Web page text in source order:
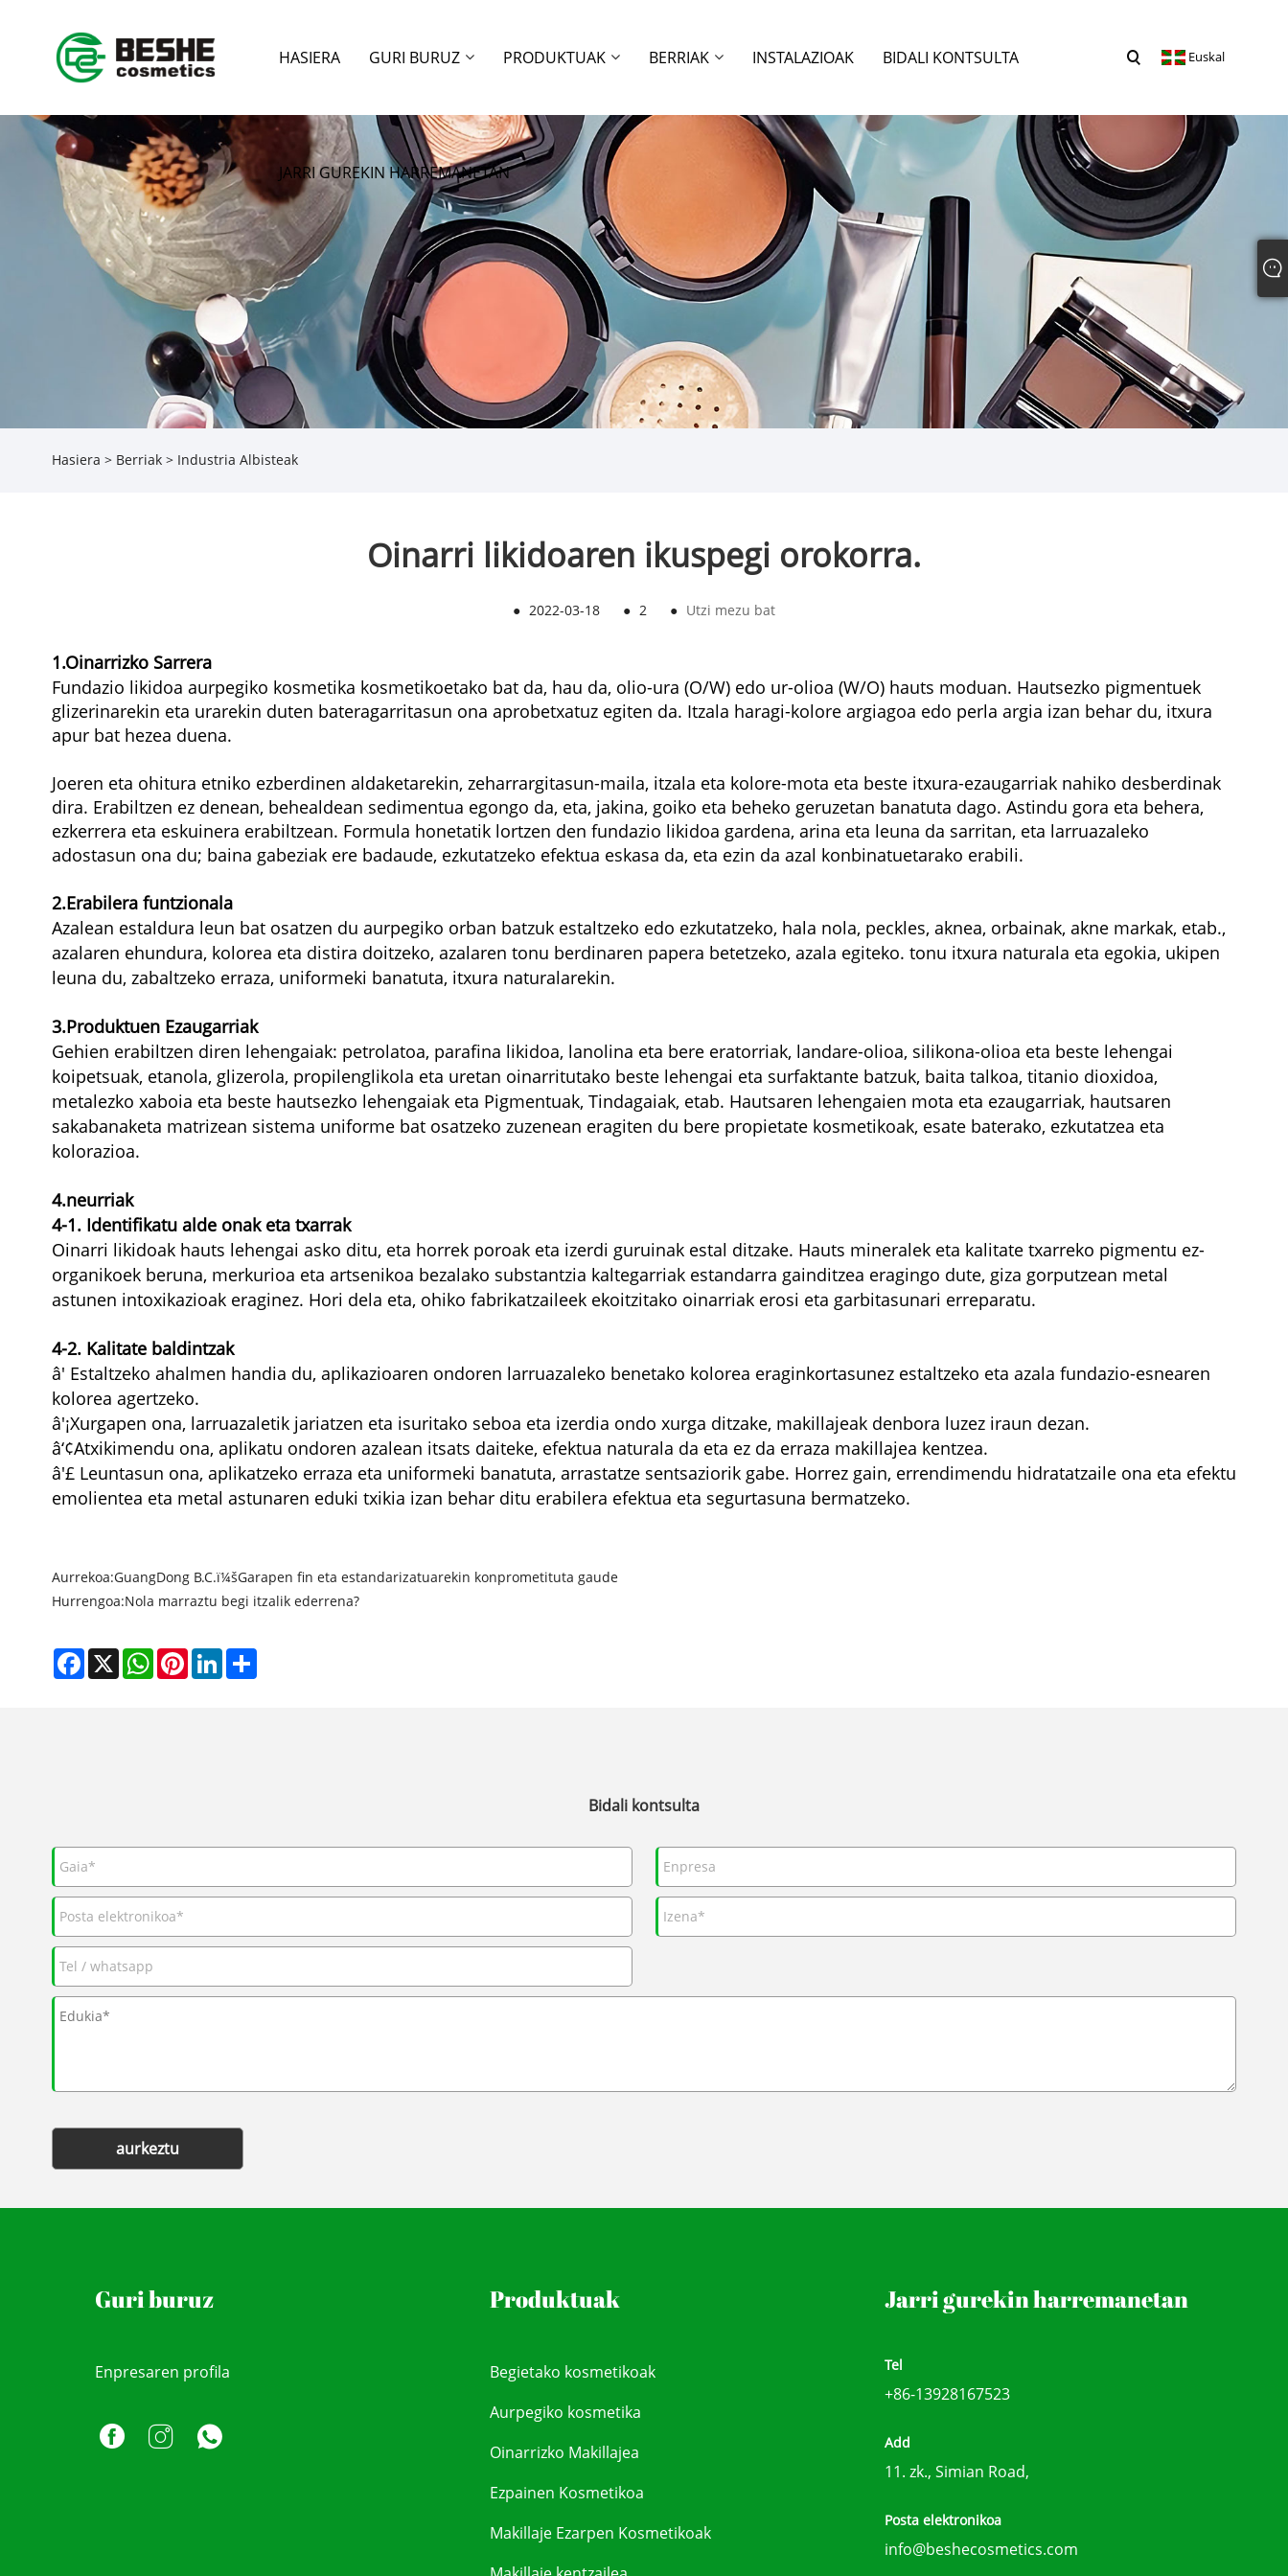
HASIERA GURI BURUZ PRODUKTUAK BERRIAK INSTALAZIOAK BIDALI KONTSULTA
JARRI GUREKIN HARREMANETAN
Euskal
Hasiera > Berriak> Industria Albisteak
Oinarri likidoaren ikuspegi orokorra.
● 2022-03-18 ● 2 ● Utzi mezu bat
1.Oinarrizko Sarrera
Fundazio likidoa aurpegiko kosmetika kosmetikoetako bat da, hau da, olio-ura (O/W) edo ur-olioa (W/O) hauts moduan. Hautsezko pigmentuek
glizerinarekin eta urarekin duten bateragarritasun ona aprobetxatuz egiten da. Itzala haragi-kolore argiagoa edo perla argia izan behar du, itxura
apur bat hezea duena.
Joeren eta ohitura etniko ezberdinen aldaketarekin, zeharrargitasun-maila, itzala eta kolore-mota eta beste itxura-ezaugarriak nahiko desberdinak
dira. Erabiltzen ez denean, behealdean sedimentua egongo da, eta, jakina, goiko eta beheko geruzetan banatuta dago. Astindu gora eta behera,
ezkerrera eta eskuinera erabiltzean. Formula honetatik lortzen den fundazio likidoa gardena, arina eta leuna da sarritan, eta larruazaleko
adostasun ona du; baina gabeziak ere badaude, ezkutatzeko efektua eskasa da, eta ezin da azal konbinatuetarako erabili.
2.Erabilera funtzionala
Azalean estaldura leun bat osatzen du aurpegiko orban batzuk estaltzeko edo ezkutatzeko, hala nola, peckles, aknea, orbainak, akne markak, etab.,
azalaren ehundura, kolorea eta distira doitzeko, azalaren tonu berdinaren papera betetzeko, azala egiteko. tonu itxura naturala eta egokia, ukipen
leuna du, zabaltzeko erraza, uniformeki banatuta, itxura naturalarekin.
3.Produktuen Ezaugarriak
Gehien erabiltzen diren lehengaiak: petrolatoa, parafina likidoa, lanolina eta bere eratorriak, landare-olioa, silikona-olioa eta beste lehengai
koipetsuak, etanola, glizerola, propilenglikola eta uretan oinarritutako beste lehengai eta surfaktante batzuk, baita talkoa, titanio dioxidoa,
metalezko xaboia eta beste hautsezko lehengaiak eta Pigmentuak, Tindagaiak, etab. Hautsaren lehengaien mota eta ezaugarriak, hautsaren
sakabanaketa matrizean sistema uniforme bat osatzeko zuzenean eragiten du bere propietate kosmetikoak, esate baterako, ezkutatzea eta
kolorazioa.
4.neurriak
4-1. Identifikatu alde onak eta txarrak
Oinarri likidoak hauts lehengai asko ditu, eta horrek poroak eta izerdi guruinak estal ditzake. Hauts mineralek eta kalitate txarreko pigmentu ez-
organikoek beruna, merkurioa eta artsenikoa bezalako substantzia kaltegarriak estandarra gainditzea eragingo dute, giza gorputzean metal
astunen intoxikazioak eraginez. Hori dela eta, ohiko fabrikatzaileek ekoitzitako oinarriak erosi eta garbitasunari erreparatu.
4-2. Kalitate baldintzak
â' Estaltzeko ahalmen handia du, aplikazioaren ondoren larruazaleko benetako kolorea eraginkortasunez estaltzeko eta azala fundazio-esnearen
kolorea agertzeko.
â'¡Xurgapen ona, larruazaletik jariatzen eta isuritako seboa eta izerdia ondo xurga ditzake, makillajeak denbora luzez iraun dezan.
â‘¢Atxikimendu ona, aplikatu ondoren azalean itsats daiteke, efektua naturala da eta ez da erraza makillajea kentzea.
â'£ Leuntasun ona, aplikatzeko erraza eta uniformeki banatuta, arrastatze sentsaziorik gabe. Horrez gain, errendimendu hidratatzaile ona eta efektu
emolientea eta metal astunaren eduki txikia izan behar ditu erabilera efektua eta segurtasuna bermatzeko.
Aurrekoa:GuangDong B.C.ï¼šGarapen fin eta estandarizatuarekin konprometituta gaude
Hurrengoa:Nola marraztu begi itzalik ederrena?
Facebook
X WhatsAppPinterestLinkedInShare
Bidali kontsulta
aurkeztu
Guri buruz
Enpresaren profila
Produktuak
Begietako kosmetikoak
Aurpegiko kosmetika
Oinarrizko Makillajea
Ezpainen Kosmetikoa
Makillaje Ezarpen Kosmetikoak
Jarri gurekin harremanetan
Tel
+86-13928167523
Add
11. zk., Simian Road,
Posta elektronikoa
info@beshecosmetics.com